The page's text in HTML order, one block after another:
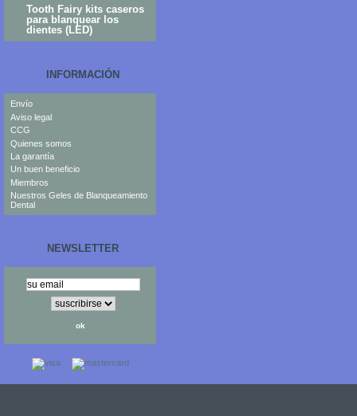
Tooth Fairy kits caseros
para blanquear los
dientes (LED)
INFORMACIÓN
Envío
Aviso legal
CCG
Quienes somos
La garantía
Un buen beneficio
Miembros
Nuestros Geles de Blanqueamiento
Dental
NEWSLETTER